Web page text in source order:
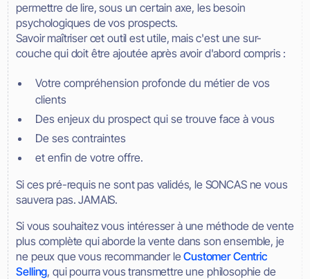
permettre de lire, sous un certain axe, les besoin
psychologiques de vos prospects.
Savoir maîtriser cet outil est utile, mais c'est une sur-
couche qui doit être ajoutée après avoir d'abord compris :
Votre compréhension profonde du métier de vos
clients
Des enjeux du prospect qui se trouve face à vous
De ses contraintes
et enfin de votre offre.
Si ces pré-requis ne sont pas validés, le SONCAS ne vous
sauvera pas. JAMAIS.
Si vous souhaitez vous intéresser à une méthode de vente
plus complète qui aborde la vente dans son ensemble, je
ne peux que vous recommander leCustomer Centric
Selling, qui pourra vous transmettre une philosophie de